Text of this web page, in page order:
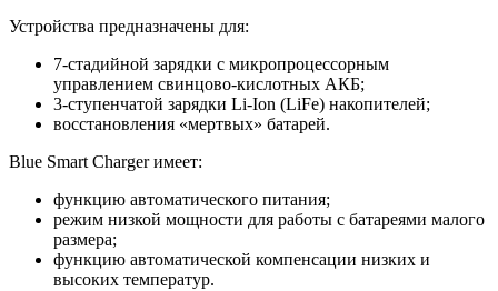
Устройства предназначены для:
7-стадийной зарядки с микропроцессорным
управлением свинцово-кислотных АКБ;
3-ступенчатой зарядки Li-Ion (LiFe) накопителей;
восстановления «мертвых» батарей.
Blue Smart Charger имеет:
функцию автоматического питания;
режим низкой мощности для работы с батареями малого
размера;
функцию автоматической компенсации низких и
высоких температур.